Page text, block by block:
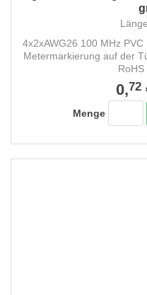
4x2xAWG26 100 MHz
Metermarkierung auf der
0,72
Menge